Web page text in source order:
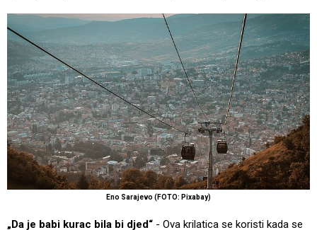
Eno Sarajevo (FOTO: Pixabay)
„Da je babi kurac bila bi djed“ - Ova krilatica se koristi kada se